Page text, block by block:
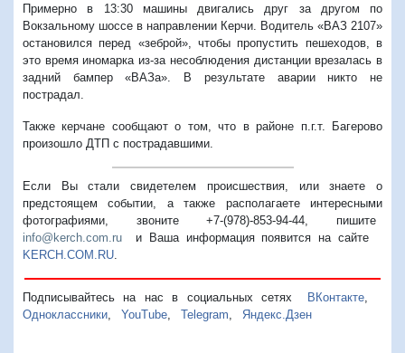
Примерно в 13:30 машины двигались друг за другом по
Вокзальному шоссе в направлении Керчи. Водитель «ВАЗ 2107»
остановился перед «зеброй», чтобы пропустить пешеходов, в
это время иномарка из-за несоблюдения дистанции врезалась в
задний бампер «ВАЗа». В результате аварии никто не
пострадал.
Также керчане сообщают о том, что в районе п.г.т. Багерово
произошло ДТП с пострадавшими.
Если Вы стали свидетелем происшествия, или знаете о
предстоящем событии, а также располагаете интересными
фотографиями, звоните +7-(978)-853-94-44, пишите
info@kerch.com.ru и Ваша информация появится на сайте
KERCH.COM.RU
Подписывайтесь на нас в социальных сетях ВКонтакте,
Одноклассники
YouTube Telegram Яндекс.Дзен